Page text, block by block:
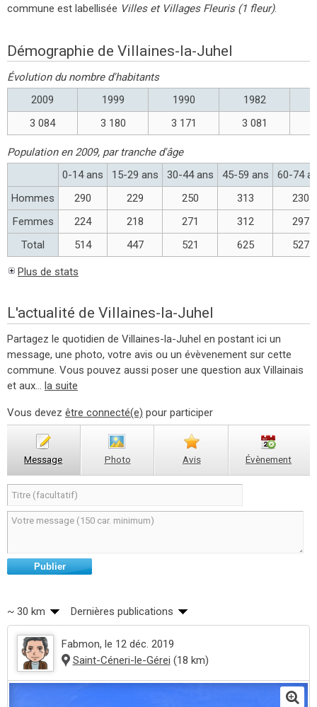
commune est labellisée Villes et Villages Fleuris (1 fleur).
Démographie de Villaines-la-Juhel
Évolution du nombre d'habitants
2009
1999 1990 1982
3 084
3 180 3 171 3 081
Population en 2009, par tranche d'âge
0-14 ans
15-29 ans 30-44 ans 45-59 ans
60-74
Hommes
290 229 250 313
230
Femmes
224 218 271 312
297
Total
514 447 521 625 527
Plus de stats
L'actualité de Villaines-la-Juhel
Partagez le quotidien de Villaines-la-Juhel en postant ici un
message, une photo, votre avis ou un évèvenement sur cette
commune. Vous pouvez aussi poser une question aux Villainais
et aux... la suite
Vous devez être connecté(e) pour participer
Message Photo Avis Évènement
Publier
~ 30 km Dernières publications
Fabmon, le 12 déc. 2019
Saint-Céneri-le-Gérei (18 km)